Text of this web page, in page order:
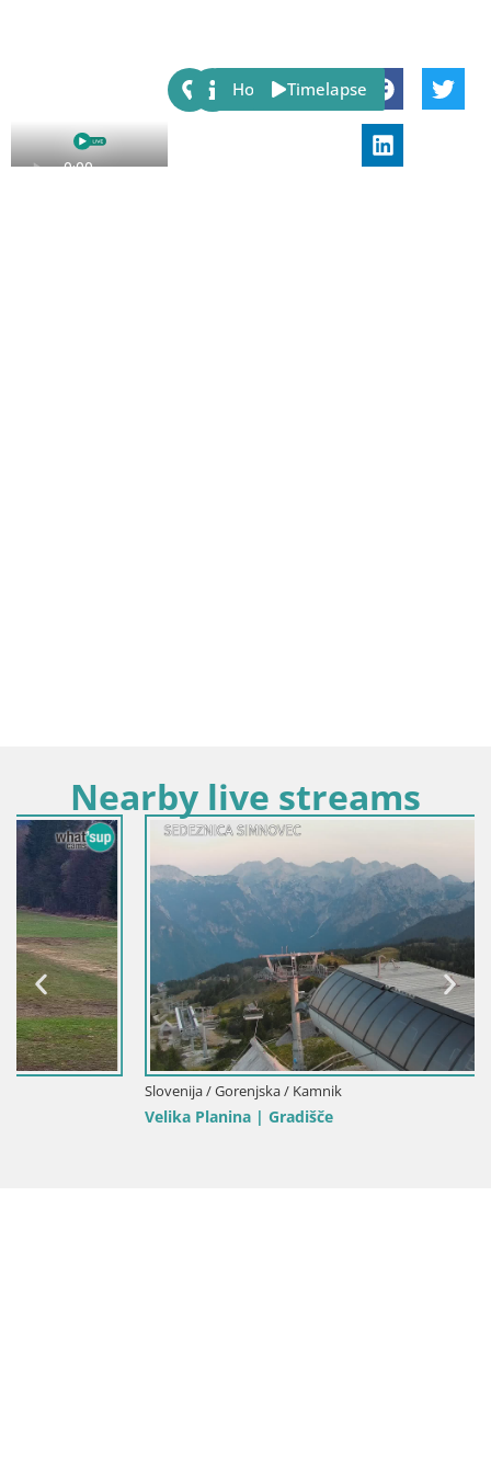
Share:
Host Timelapse
Nearby live streams
Slovenija / Gorenjska / Kamnik
Velika Planina | Gradišče